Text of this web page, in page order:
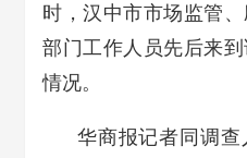
时，汉中市市场监管
部门工作人员先后来
情况。
华商报记者同调